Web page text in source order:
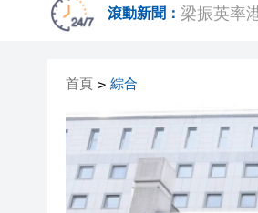
滾動新聞： 梁振英率
瀋陽鐵西
閩粵贛三
有片丨外
首頁 > 綜合